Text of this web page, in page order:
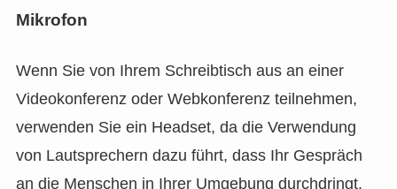
Mikrofon
Wenn Sie von Ihrem Schreibtisch aus an einer
Videokonferenz oder Webkonferenz teilnehmen,
verwenden Sie ein Headset, da die Verwendung
von Lautsprechern dazu führt, dass Ihr Gespräch
an die Menschen in Ihrer Umgebung durchdringt.